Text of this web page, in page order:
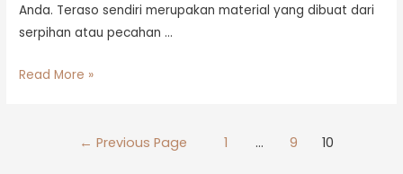
Anda. Teraso sendiri merupakan material yang dibuat dari
serpihan atau pecahan …
Read More »
← Previous Page 1 … 9 10